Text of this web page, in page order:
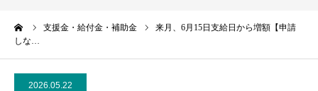
支援金・給付金・補助金
来月、6月15日支給日から増額【申請
しな…
2026.05.22